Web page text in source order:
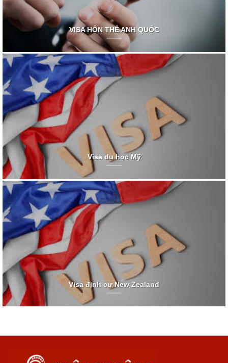
VISA HÔN THÊ ANH QUỐC
Visa du học Mỹ
Visa định cư New Zealand